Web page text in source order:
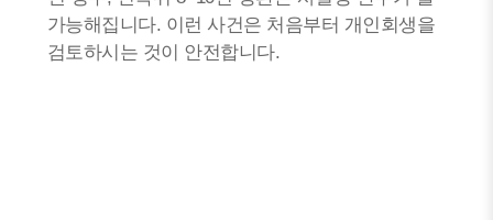
가능해집니다. 이런 사건은 처음부터 개인회생을
검토하시는 것이 안전합니다.